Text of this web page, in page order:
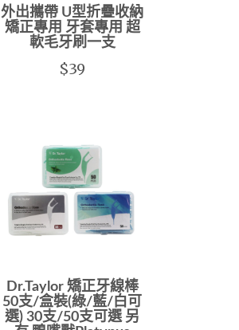
外出攜帶 U型折疊收納
矯正專用 牙套專用 超
軟毛牙刷一支
$39
Dr.Taylor 矯正牙線棒
50支/盒裝(綠/藍/白可
選) 30支/50支可選 另